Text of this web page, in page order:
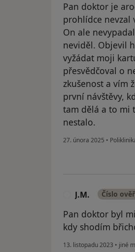
Pan doktor je
prohlídce nevzal
On ale
neviděl. Objevil
vyžádat moji
přesvědčoval o
zkušenost a vím
první návštěvy,
tam dělá a to mi
nestalo.
27. února 2025 •
J.M. Číslo
Pan doktor byl
kdy shodím
13. listopadu 2023 • jiné